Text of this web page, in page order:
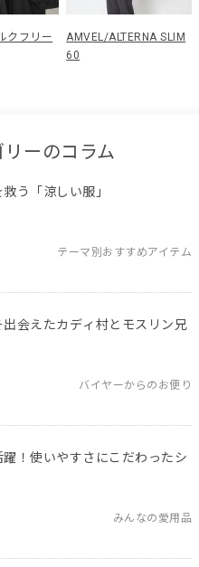
クフリー
AMVEL/ALTERNA SLIM
60
リーのコラム
う「涼しい服」
テーマ別おすすめアイテム
会えたカディ村とモスリン兄
バイヤーからのお便り
！使いやすさにこだわったシ
みんなの愛用品